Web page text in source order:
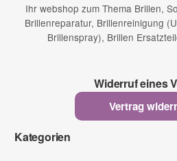
Ihr webshop zum Thema Brillen,
Brillenreparatur, Brillenreinigung
Brillenspray), Brillen
Widerruf eines
Vertrag
Kategorien